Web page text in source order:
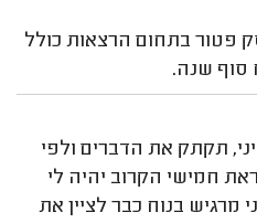
פטור בתחום הרצאות כולל
סוף שנה.
תקתק את הדברים ולפי
חמישי הקרוב יהיה לי
מרגיש בנוח כבר לציין את